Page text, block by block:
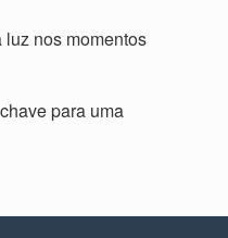
nos momentos
para uma